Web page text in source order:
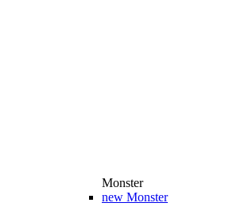
Monster
new Monster